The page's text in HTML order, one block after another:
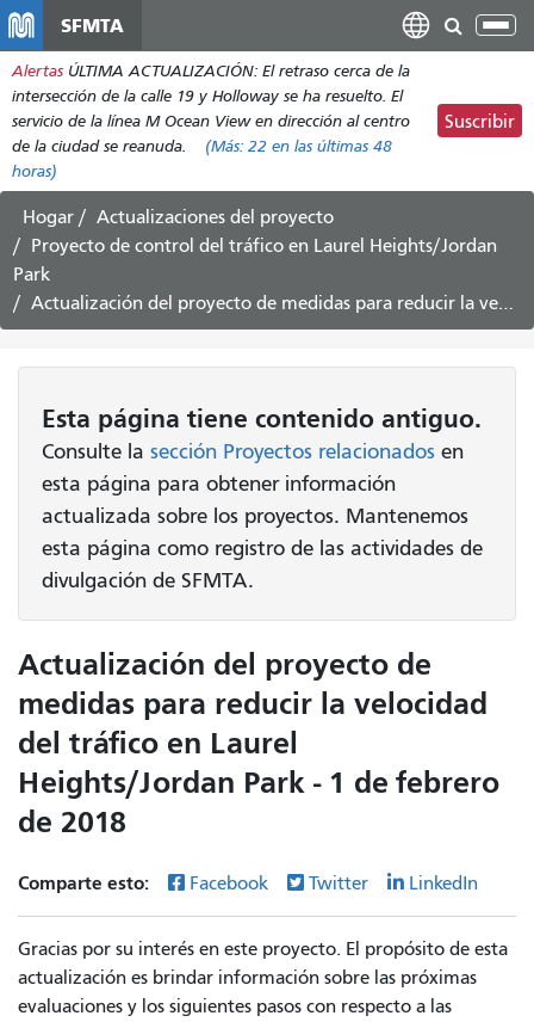
contenido
principal
SFMTA
Alertas ÚLTIMA ACTUALIZACIÓN: El retraso cerca de la
intersección de la calle 19 y Holloway se ha resuelto. El
servicio de la línea M Ocean View en dirección al centro
de la ciudad se reanuda.
(Más: 22 en las últimas 48
horas)
Suscribir
Hogar
Actualizaciones del proyecto
Proyecto de control del tráfico en Laurel Heights/Jordan
Park
Actualización del proyecto de medidas para reducir la velocidad del tráfico en Laurel Heights/Jordan Park - 1 de febrero de 2018
Esta página tiene contenido antiguo.
Consulte la sección Proyectos relacionados en
esta página para obtener información
actualizada sobre los proyectos. Mantenemos
esta página como registro de las actividades de
divulgación de SFMTA.
Actualización del proyecto de
medidas para reducir la velocidad
del tráfico en Laurel
Heights/Jordan Park - 1 de febrero
de 2018
Comparte esto: Facebook Twitter LinkedIn
Gracias por su interés en este proyecto. El propósito de esta
actualización es brindar información sobre las próximas
evaluaciones y los siguientes pasos con respecto a las